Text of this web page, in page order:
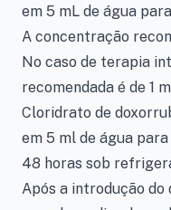
em 5 mL de água
A concentração
No caso de terapia
recomendada é de 1
Cloridrato de
em 5 ml de água
48 horas sob
Após a introdução